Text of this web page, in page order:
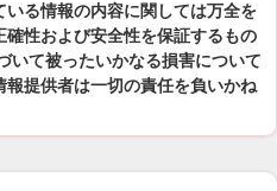
る情報の内容に関しては万全を
性および安全性を保証するもの
いて被ったいかなる損害について
提供者は一切の責任を負いかね